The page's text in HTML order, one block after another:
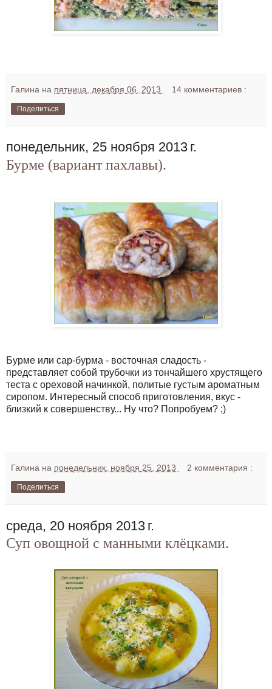
Галина на пятница, декабря 06, 2013 14 комментариев :
Поделиться
понедельник, 25 ноября 2013 г.
Бурме (вариант пахлавы).
Бурме или сар-бурма - восточная сладость -
представляет собой трубочки из тончайшего хрустящего
теста с ореховой начинкой, политые густым ароматным
сиропом. Интересный способ приготовления, вкус -
близкий к совершенству... Ну что? Попробуем? ;)
Галина на понедельник, ноября 25, 2013 2 комментария :
Поделиться
среда, 20 ноября 2013 г.
Суп овощной с манными клёцками.